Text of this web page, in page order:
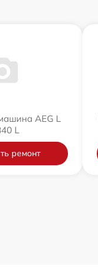
AEG L
L
ремонт